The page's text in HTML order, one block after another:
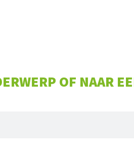
OF NAAR